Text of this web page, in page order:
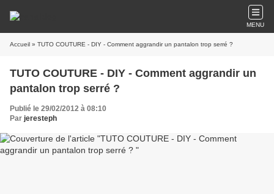
MENU
Accueil » TUTO COUTURE - DIY - Comment aggrandir un pantalon trop serré ?
TUTO COUTURE - DIY - Comment aggrandir un
pantalon trop serré ?
Publié le 29/02/2012 à 08:10
Par jeresteph